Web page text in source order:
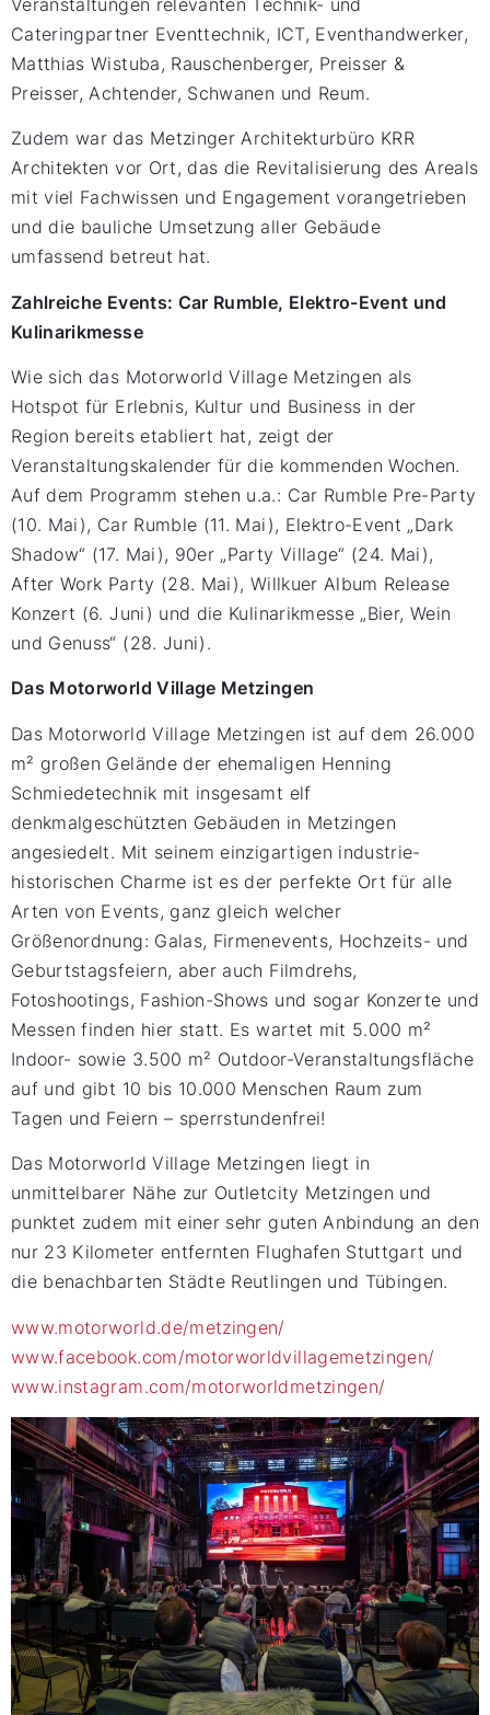
Cateringpartner Eventtechnik, ICT, Eventhandwerker,
Matthias Wistuba, Rauschenberger, Preisser &
Preisser, Achtender, Schwanen und Reum.
Zudem war das Metzinger Architekturbüro KRR
Architekten vor Ort, das die Revitalisierung des Areals
mit viel Fachwissen und Engagement vorangetrieben
und die bauliche Umsetzung aller Gebäude
umfassend betreut hat.
Zahlreiche Events: Car Rumble, Elektro-Event und
Kulinarikmesse
Wie sich das Motorworld Village Metzingen als
Hotspot für Erlebnis, Kultur und Business in der
Region bereits etabliert hat, zeigt der
Veranstaltungskalender für die kommenden Wochen.
Auf dem Programm stehen u.a.: Car Rumble Pre-Party
(10. Mai), Car Rumble (11. Mai), Elektro-Event „Dark
Shadow“ (17. Mai), 90er „Party Village“ (24. Mai),
After Work Party (28. Mai), Willkuer Album Release
Konzert (6. Juni) und die Kulinarikmesse „Bier, Wein
und Genuss“ (28. Juni).
Das Motorworld Village Metzingen
Das Motorworld Village Metzingen ist auf dem 26.000
m² großen Gelände der ehemaligen Henning
Schmiedetechnik mit insgesamt elf
denkmalgeschützten Gebäuden in Metzingen
angesiedelt. Mit seinem einzigartigen industrie-
historischen Charme ist es der perfekte Ort für alle
Arten von Events, ganz gleich welcher
Größenordnung: Galas, Firmenevents, Hochzeits- und
Geburtstagsfeiern, aber auch Filmdrehs,
Fotoshootings, Fashion-Shows und sogar Konzerte und
Messen finden hier statt. Es wartet mit 5.000 m²
Indoor- sowie 3.500 m² Outdoor-Veranstaltungsfläche
auf und gibt 10 bis 10.000 Menschen Raum zum
Tagen und Feiern – sperrstundenfrei!
Das Motorworld Village Metzingen liegt in
unmittelbarer Nähe zur Outletcity Metzingen und
punktet zudem mit einer sehr guten Anbindung an den
nur 23 Kilometer entfernten Flughafen Stuttgart und
die benachbarten Städte Reutlingen und Tübingen.
www.motorworld.de/metzingen/
www.facebook.com/motorworldvillagemetzingen/
www.instagram.com/motorworldmetzingen/